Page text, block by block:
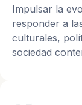
Impulsar la
responder a
culturales,
sociedad